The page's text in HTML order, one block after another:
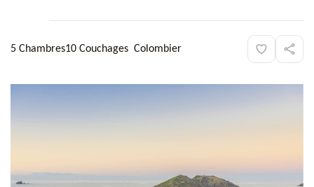
5 Chambres10 Couchages Colombier